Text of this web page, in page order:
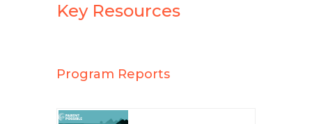
Key Resources
Program Reports